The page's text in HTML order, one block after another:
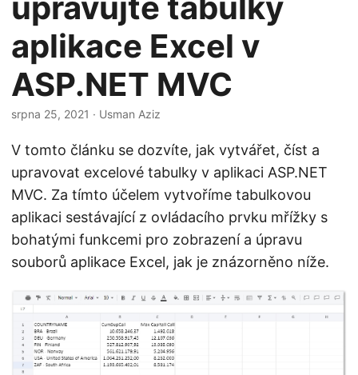
v
g
a
c
i
aplikace Excel v
ASP.NET MVC
srpna 25, 2021 · Usman Aziz
V tomto článku se dozvíte, jak vytvářet, číst a
upravovat excelové tabulky v aplikaci ASP.NET
MVC. Za tímto účelem vytvoříme tabulkovou
aplikaci sestávající z ovládacího prvku mřížky s
bohatými funkcemi pro zobrazení a úpravu
souborů aplikace Excel, jak je znázorněno níže.